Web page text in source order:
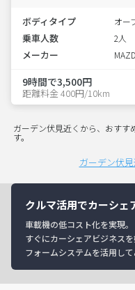
ボディタイプ オー
乗車人数 2人
メーカー
9時間で3,500円
距離料金 400円/10km
ガーデン伏見近くから、おすす
す。
ガーデン伏
クルマ活用でカーシェ
車載機の低コスト化を実現。
すぐにカーシェアビジネス
フォームシステムを活用し